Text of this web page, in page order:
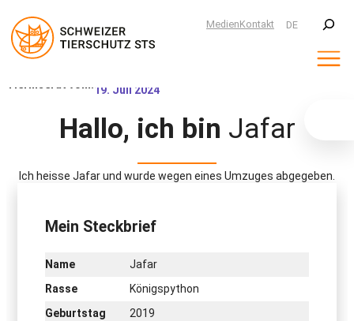
MedienKontakt DE
Suchen
19. Juli 2024
Hallo, ich bin Jafar
Ich heisse Jafar und wurde wegen eines Umzuges abgegeben.
Mein Steckbrief
Name
Jafar
Rasse
Königspython
Geburtstag
2019